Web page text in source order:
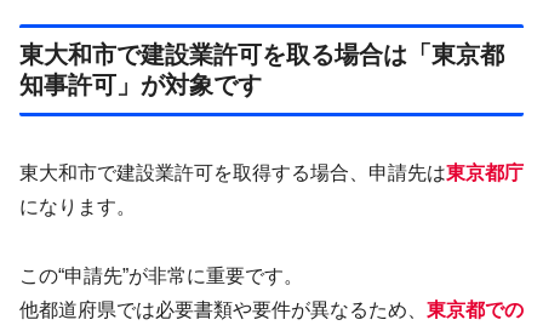
東大和市で建設業許可を取る場合は「東京都
知事許可」が対象です
東大和市で建設業許可を取得する場合、申請先は東京都庁
になります。
この“申請先”が非常に重要です。
他都道府県では必要書類や要件が異なるため、 東京都での